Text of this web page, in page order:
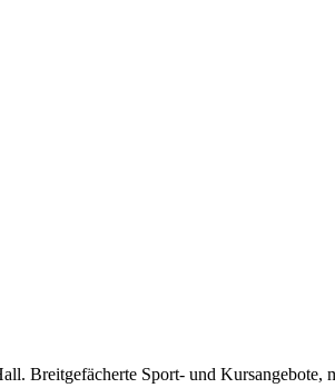
Breitgefächerte Sport- und Kursangebote,